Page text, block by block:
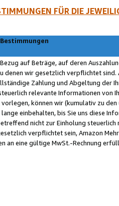
FÜR DIE
auf Beträge, auf deren
denen wir gesetzlich verpflichtet
Zahlung und Abgeltung der
relevante Informationen von
können wir (kumulativ zu
einbehalten, bis Sie uns diese
nicht zur Einholung
verpflichtet sein, Amazon
an eine gültige MwSt.-Rechnung